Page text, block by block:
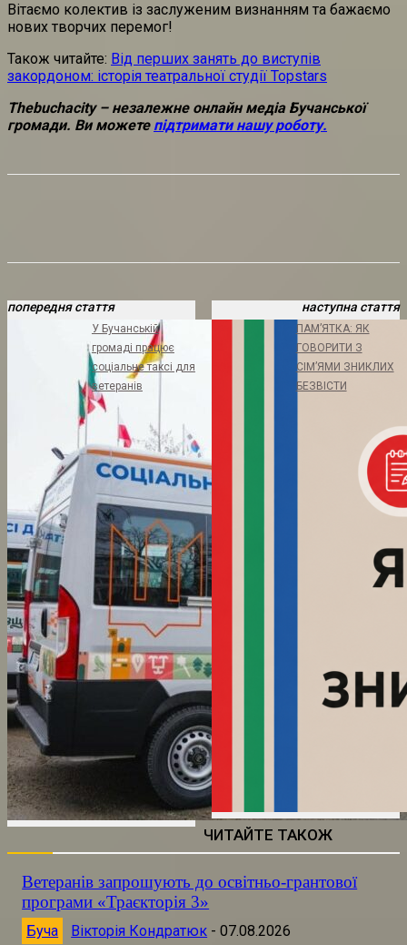
Вітаємо колектив із заслуженим визнанням та бажаємо
нових творчих перемог!
Також читайте: Від перших занять до виступів
закордоном: історія театральної студії Topstars
Thebuchacity – незалежне онлайн медіа Бучанської
громади. Ви можете підтримати нашу роботу.
попередня стаття
У Бучанській
громаді працює
соціальне таксі для
ветеранів
наступна стаття
ПАМ’ЯТКА: ЯК
ГОВОРИТИ З
СІМ’ЯМИ ЗНИКЛИХ
БЕЗВІСТИ
ЧИТАЙТЕ ТАКОЖ
Ветеранів запрошують до освітньо-грантової
програми «Траєкторія 3»
Буча Вікторія Кондратюк - 07.08.2026